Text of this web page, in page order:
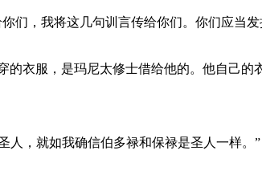
们，我将这几句训言传给你们。你们应当
衣服，是玛尼太修士借给他的。他自己的
人，就如我确信伯多禄和保禄是圣人一样。”